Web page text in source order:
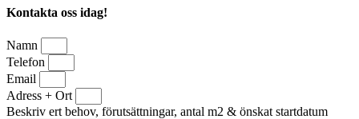
Kontakta oss idag!
Namn
Telefon
Email
Adress + Ort
Beskriv ert behov, förutsättningar, antal m2 & önskat startdatum